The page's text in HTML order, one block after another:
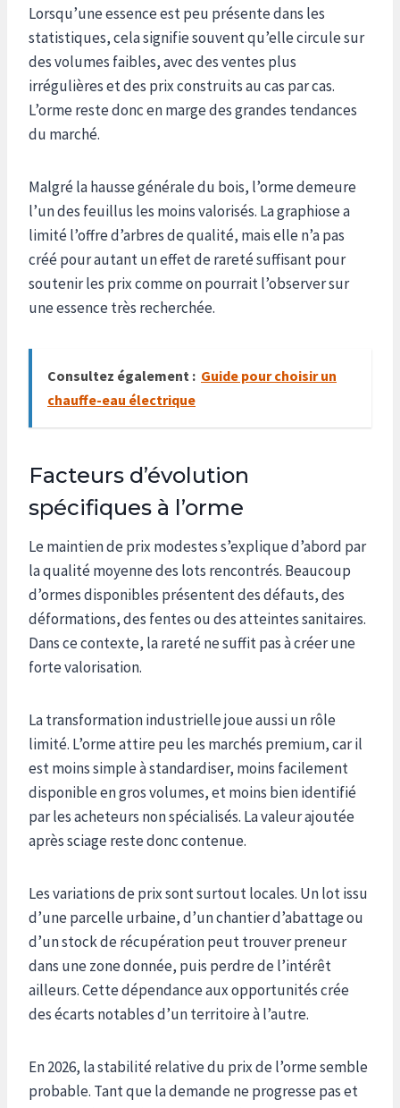
Lorsqu’une essence est peu présente dans les
statistiques, cela signifie souvent qu’elle circule sur
des volumes faibles, avec des ventes plus
irrégulières et des prix construits au cas par cas.
L’orme reste donc en marge des grandes tendances
du marché.
Malgré la hausse générale du bois, l’orme demeure
l’un des feuillus les moins valorisés. La graphiose a
limité l’offre d’arbres de qualité, mais elle n’a pas
créé pour autant un effet de rareté suffisant pour
soutenir les prix comme on pourrait l’observer sur
une essence très recherchée.
Consultez également : Guide pour choisir un
chauffe-eau électrique
Facteurs d’évolution
spécifiques à l’orme
Le maintien de prix modestes s’explique d’abord par
la qualité moyenne des lots rencontrés. Beaucoup
d’ormes disponibles présentent des défauts, des
déformations, des fentes ou des atteintes sanitaires.
Dans ce contexte, la rareté ne suffit pas à créer une
forte valorisation.
La transformation industrielle joue aussi un rôle
limité. L’orme attire peu les marchés premium, car il
est moins simple à standardiser, moins facilement
disponible en gros volumes, et moins bien identifié
par les acheteurs non spécialisés. La valeur ajoutée
après sciage reste donc contenue.
Les variations de prix sont surtout locales. Un lot issu
d’une parcelle urbaine, d’un chantier d’abattage ou
d’un stock de récupération peut trouver preneur
dans une zone donnée, puis perdre de l’intérêt
ailleurs. Cette dépendance aux opportunités crée
des écarts notables d’un territoire à l’autre.
En 2026, la stabilité relative du prix de l’orme semble
probable. Tant que la demande ne progresse pas et